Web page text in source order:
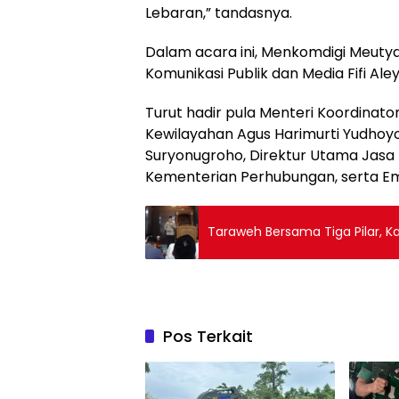
Lebaran,” tandasnya.
Dalam acara ini, Menkomdigi
Komunikasi Publik dan Media Fifi
Turut hadir pula Menteri
Kewilayahan Agus Harimurti
Suryonugroho, Direktur Utama
Kementerian Perhubungan, serta
Taraweh Bersama Tiga Pilar,
Pos Terkait